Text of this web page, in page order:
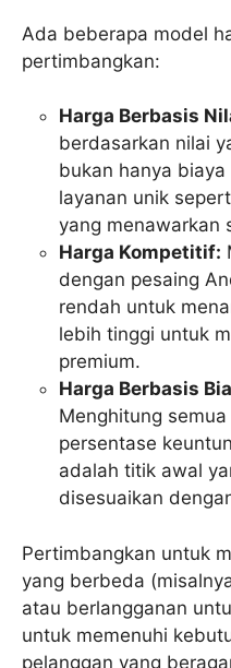
Ada beberapa model
pertimbangkan:
Harga Berbasis
berdasarkan nilai
bukan hanya
layanan unik
yang menawarkan
Harga Kompetitif:
dengan pesaing
rendah untuk
lebih tinggi untuk
premium.
Harga Berbasis
Menghitung
persentase
adalah titik awal
disesuaikan
Pertimbangkan untuk
yang berbeda
atau berlangganan
untuk memenuhi
pelanggan yang